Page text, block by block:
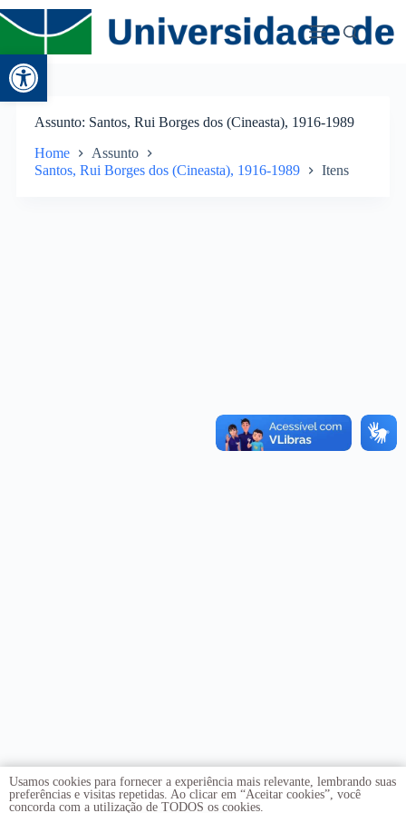
Abrir a barra de ferramentas
Assunto Santos, Rui Borges dos (Cineasta), 1916-1989
Home
Assunto
Santos, Rui Borges dos (Cineasta), 1916-1989
Itens
Usamos cookies para fornecer a experiência mais relevante, lembrando suas
preferências e visitas repetidas. Ao clicar em “Aceitar cookies”, você
concorda com a utilização de TODOS os cookies.